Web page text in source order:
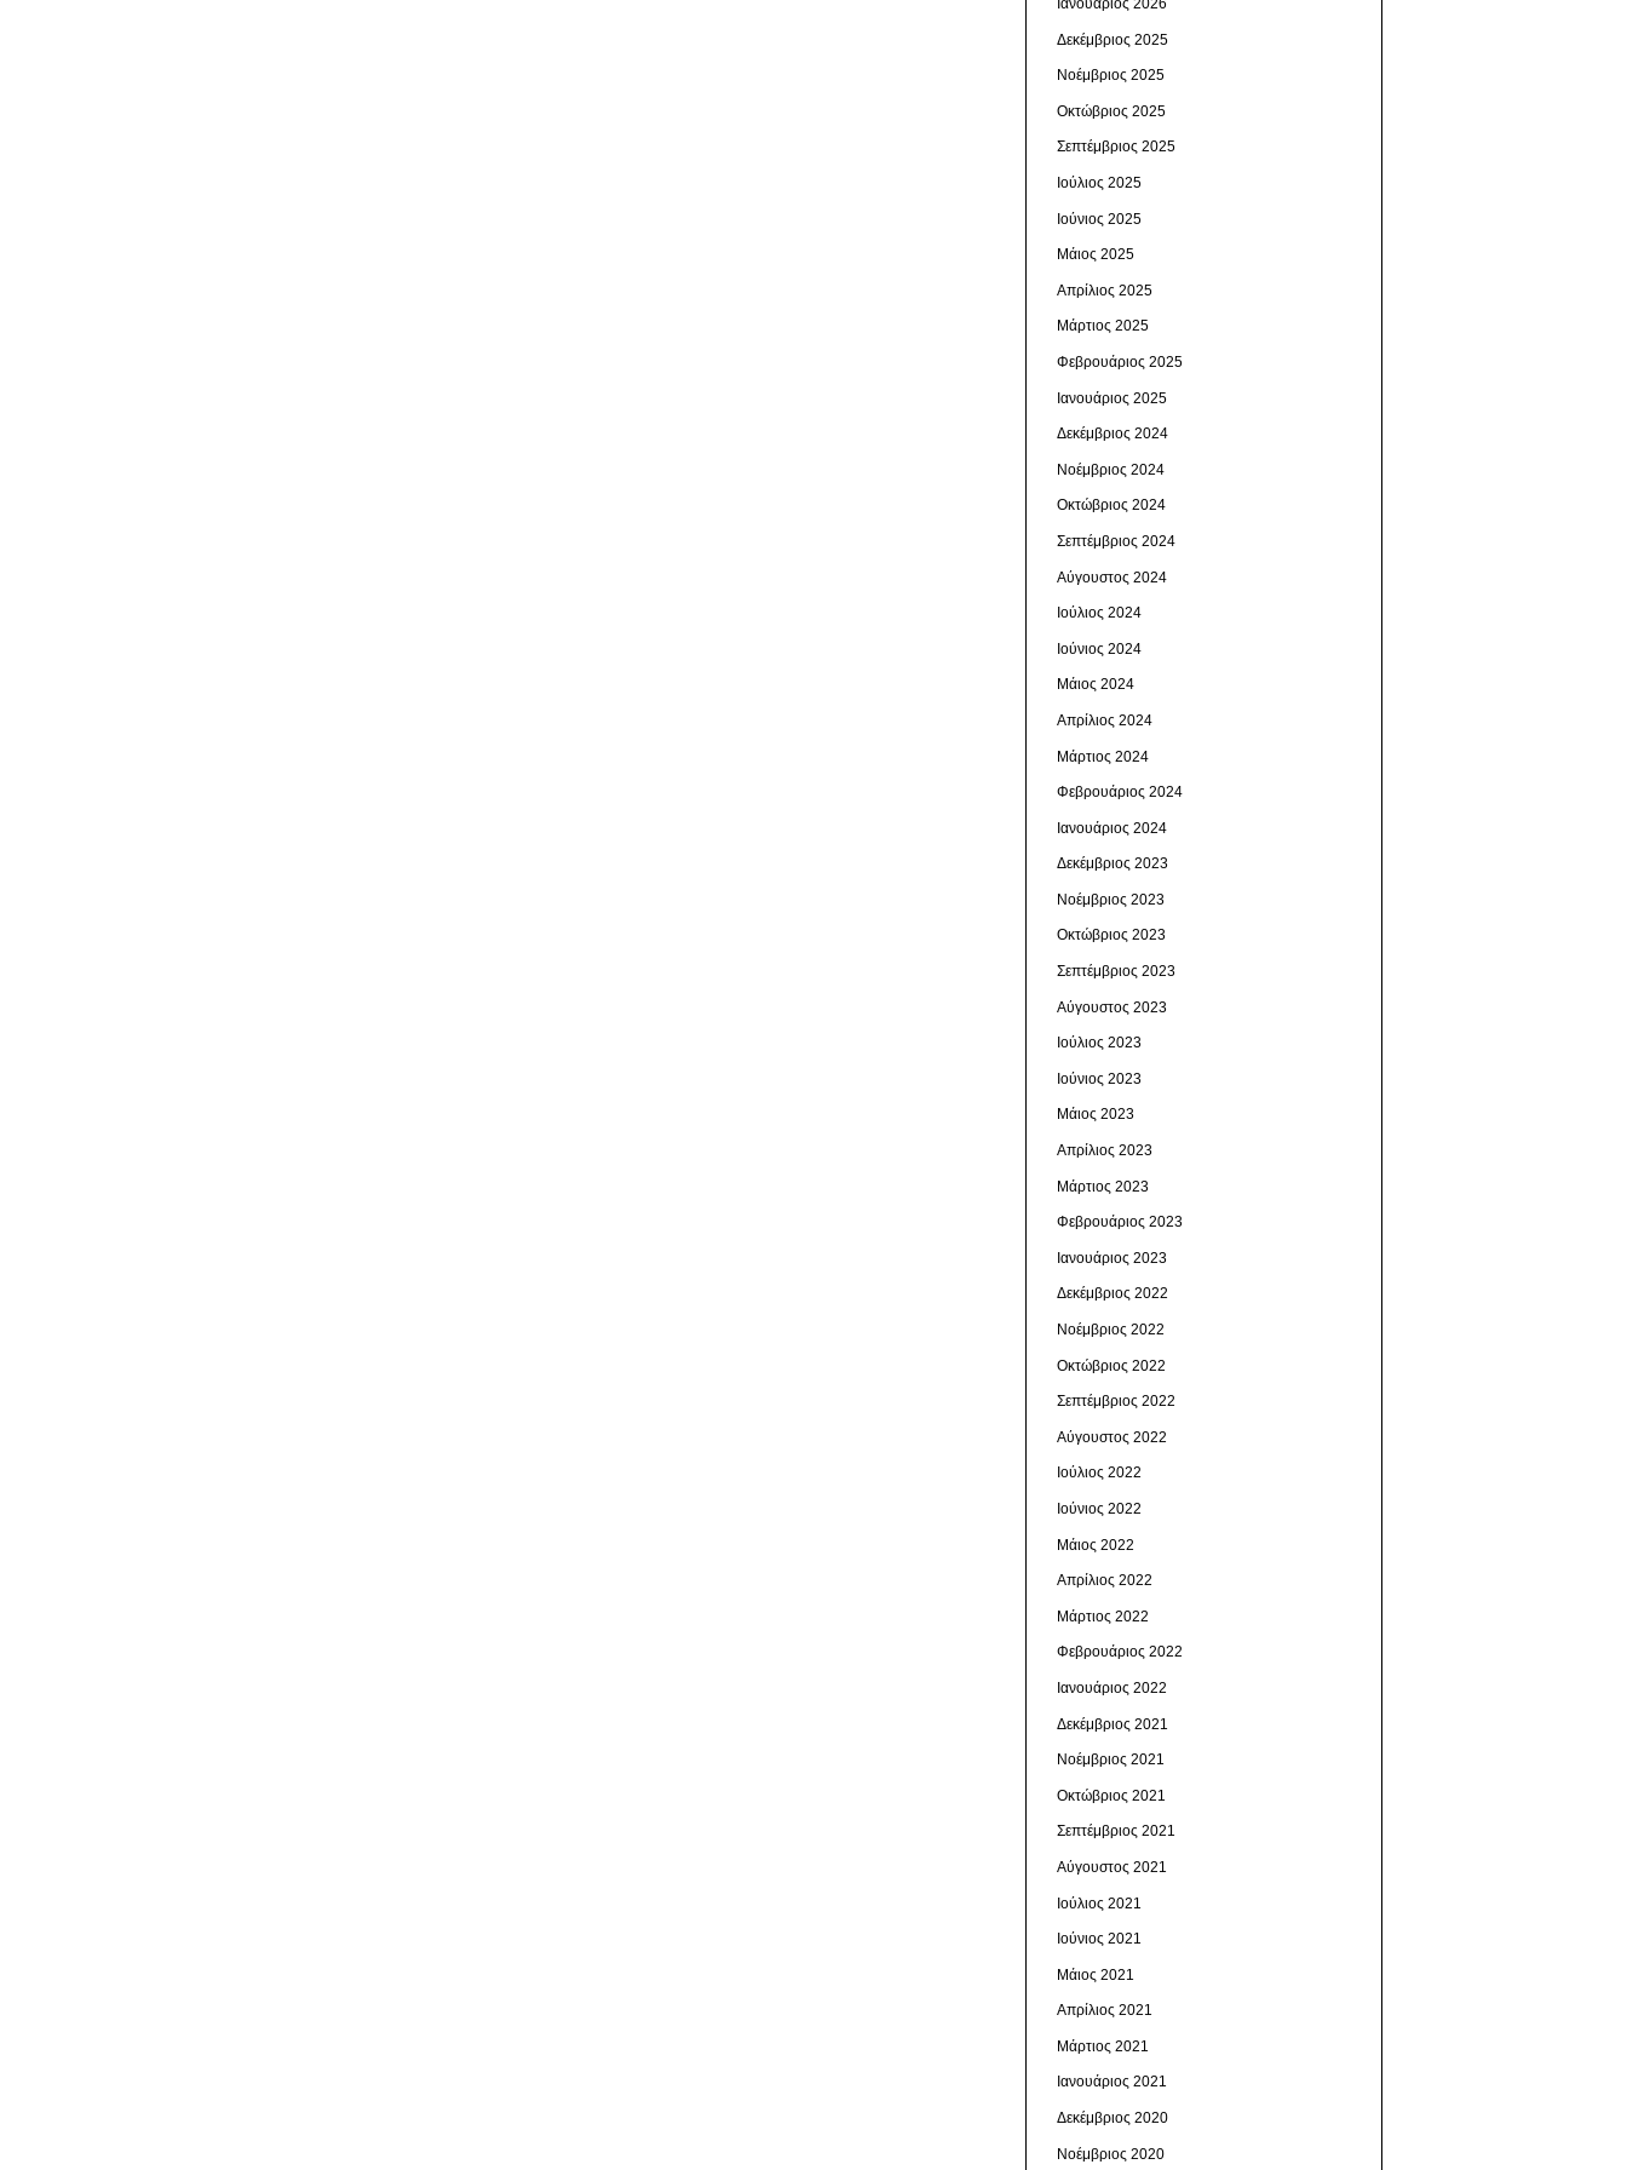
Ιανουάριος 2026
Δεκέμβριος 2025
Νοέμβριος 2025
Οκτώβριος 2025
Σεπτέμβριος 2025
Ιούλιος 2025
Ιούνιος 2025
Μάιος 2025
Απρίλιος 2025
Μάρτιος 2025
Φεβρουάριος 2025
Ιανουάριος 2025
Δεκέμβριος 2024
Νοέμβριος 2024
Οκτώβριος 2024
Σεπτέμβριος 2024
Αύγουστος 2024
Ιούλιος 2024
Ιούνιος 2024
Μάιος 2024
Απρίλιος 2024
Μάρτιος 2024
Φεβρουάριος 2024
Ιανουάριος 2024
Δεκέμβριος 2023
Νοέμβριος 2023
Οκτώβριος 2023
Σεπτέμβριος 2023
Αύγουστος 2023
Ιούλιος 2023
Ιούνιος 2023
Μάιος 2023
Απρίλιος 2023
Μάρτιος 2023
Φεβρουάριος 2023
Ιανουάριος 2023
Δεκέμβριος 2022
Νοέμβριος 2022
Οκτώβριος 2022
Σεπτέμβριος 2022
Αύγουστος 2022
Ιούλιος 2022
Ιούνιος 2022
Μάιος 2022
Απρίλιος 2022
Μάρτιος 2022
Φεβρουάριος 2022
Ιανουάριος 2022
Δεκέμβριος 2021
Νοέμβριος 2021
Οκτώβριος 2021
Σεπτέμβριος 2021
Αύγουστος 2021
Ιούλιος 2021
Ιούνιος 2021
Μάιος 2021
Απρίλιος 2021
Μάρτιος 2021
Ιανουάριος 2021
Δεκέμβριος 2020
Νοέμβριος 2020